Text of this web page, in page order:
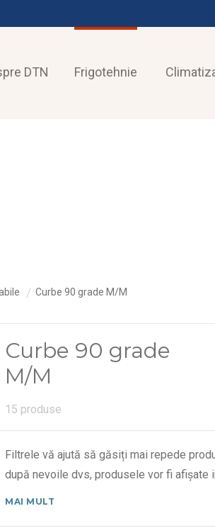
DTN Frigotehnie
Curbe 90 grade M/M
Curbe 90 grade
M/M
15 produse
Filtrele vă ajută să găsiți mai repede
după nevoile dvs, produsele vor fi
MAI MULT